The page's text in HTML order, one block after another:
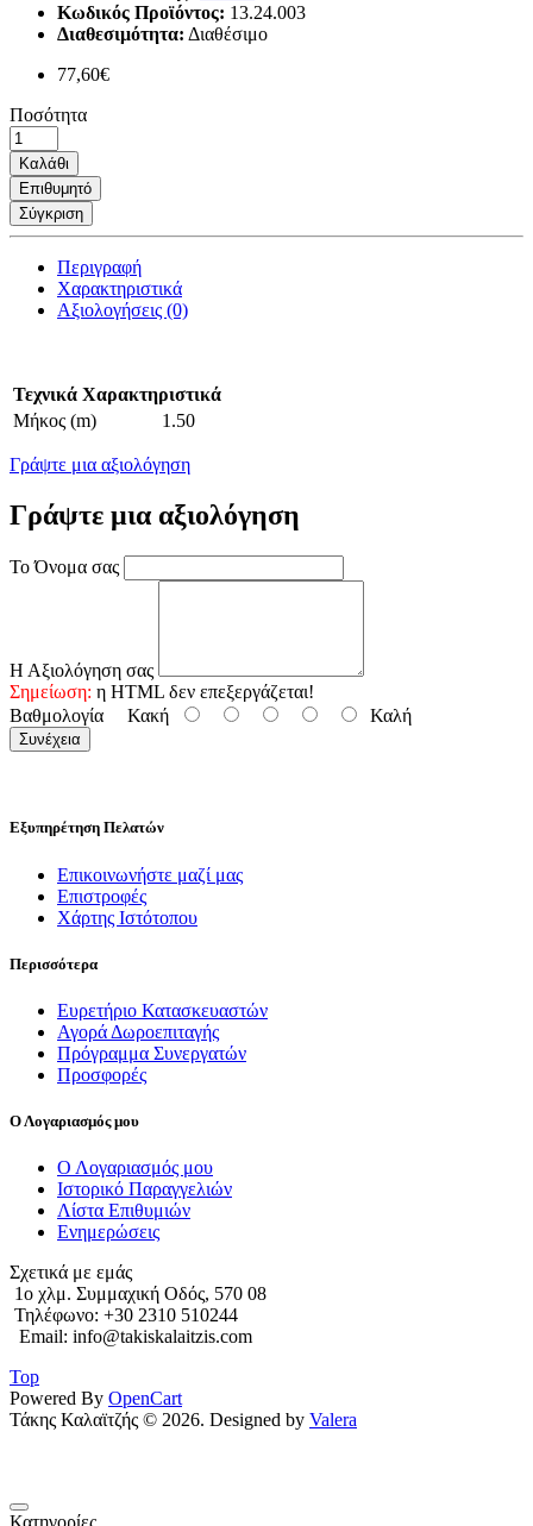
Κωδικός Προϊόντος: 13.24.003
Διαθεσιμότητα: Διαθέσιμο
77,60€
Ποσότητα
Καλάθι
Επιθυμητό
Σύγκριση
Περιγραφή
Χαρακτηριστικά
Αξιολογήσεις (0)
Τεχνικά Χαρακτηριστικά
Μήκος (m)
1.50
Γράψτε μια αξιολόγηση
Γράψτε μια αξιολόγηση
Το Όνομα σας
Η Αξιολόγηση σας
Σημείωση: η HTML δεν επεξεργάζεται!
Βαθμολογία Κακή Καλή
Συνέχεια
Εξυπηρέτηση Πελατών
Επικοινωνήστε μαζί μας
Επιστροφές
Χάρτης Ιστότοπου
Περισσότερα
Ευρετήριο Κατασκευαστών
Αγορά Δωροεπιταγής
Πρόγραμμα Συνεργατών
Προσφορές
Ο Λογαριασμός μου
Ο Λογαριασμός μου
Ιστορικό Παραγγελιών
Λίστα Επιθυμιών
Ενημερώσεις
Σχετικά με εμάς
1o χλμ. Συμμαχική Οδός, 570 08
Τηλέφωνο: +30 2310 510244
Email: info@takiskalaitzis.com
Top
Powered By OpenCart
Τάκης Καλαϊτζής © 2026. Designed by Valera